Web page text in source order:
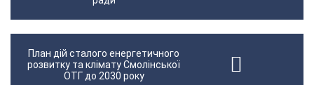
План дій сталого енергетичного
розвитку та клімату Смолінської
ОТГ до 2030 року